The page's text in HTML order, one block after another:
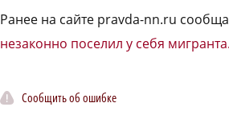
Ранее на сайте pravda-nn.ru
незаконно поселил у себя мигранта.
Сообщить об ошибке